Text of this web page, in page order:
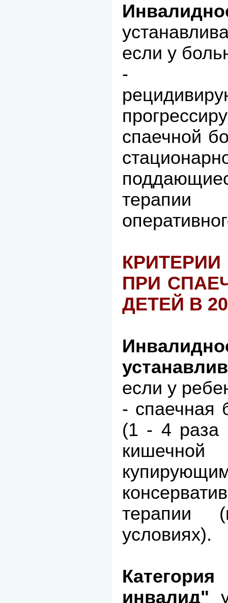
если у
-
спаечной
ПРИ
ДЕТЕЙ В
если у
- спаечная
(1 - 4 раза
кишечной
терапии
условиях).
инвалид"